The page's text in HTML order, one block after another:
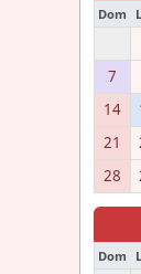
Dom
7
14
21
28
Dom